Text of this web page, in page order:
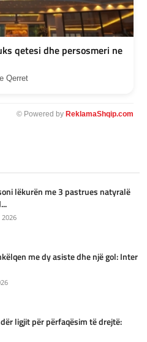
qetesi dhe persosmeri ne
Qerret
© Powered by ReklamaShqip.com
lëkurën me 3 pastrues natyralë
me dy asiste dhe një gol: Inter
ligjit për përfaqësim të drejtë: